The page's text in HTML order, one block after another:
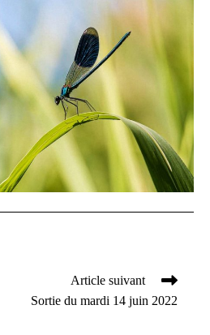
Article suivant
Sortie du mardi 14 juin 2022